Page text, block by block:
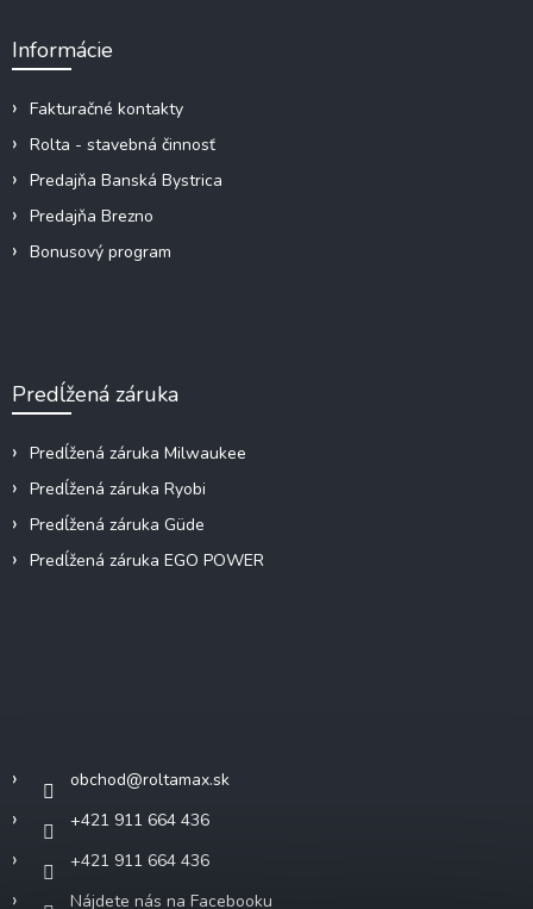
Informácie
Fakturačné kontakty
Rolta - stavebná činnosť
Predajňa Banská Bystrica
Predajňa Brezno
Bonusový program
Predĺžená záruka
Predĺžená záruka Milwaukee
Predĺžená záruka Ryobi
Predĺžená záruka Güde
Predĺžená záruka EGO POWER
obchod@roltamax.sk
+421 911 664 436
+421 911 664 436
Nájdete nás na Facebooku